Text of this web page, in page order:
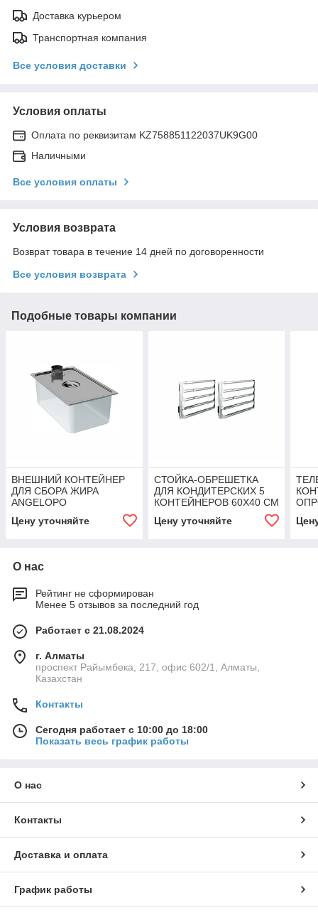
Доставка курьером
Транспортная компания
Все условия доставки
Условия оплаты
Оплата по реквизитам KZ758851122037UK9G00
Наличными
Все условия оплаты
Условия возврата
Возврат товара в течение 14 дней по договоренности
Все условия возврата
Подобные товары компании
ВНЕШНИЙ КОНТЕЙНЕР
ДЛЯ СБОРА ЖИРА
ANGELOPO
Цену уточняйте
СТОЙКА-ОБРЕШЕТКА
ДЛЯ КОНДИТЕРСКИХ 5
КОНТЕЙНЕРОВ 60X40 CM
Цену уточняйте
О нас
Рейтинг не сформирован
Менее 5 отзывов за последний год
Работает с 21.08.2024
г. Алматы
проспект Райымбека, 217, офис 602/1, Алматы,
Казахстан
Контакты
Сегодня работает с 10:00 до 18:00
Показать весь график работы
О нас
Контакты
Доставка и оплата
График работы